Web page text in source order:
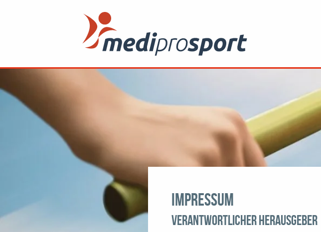
Impressum
Verantwortlicher Herausgeber